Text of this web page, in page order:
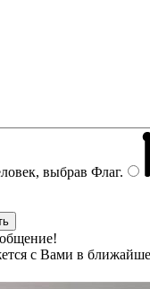
выбрав Флаг.
с Вами в